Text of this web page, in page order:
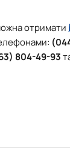
отримати
804-49-93